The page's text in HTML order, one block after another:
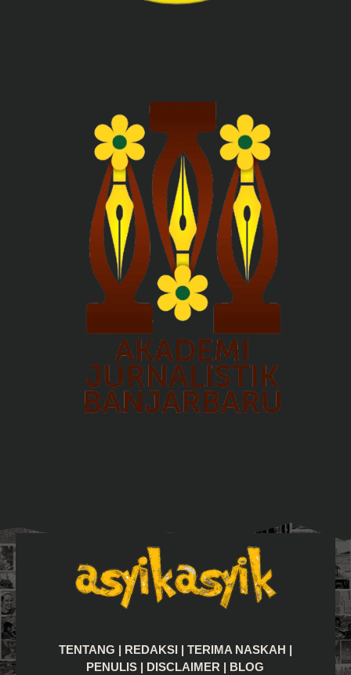
TENTANG REDAKSI TERIMA NASKAH
PENULIS
DISCLAIMER BLOG